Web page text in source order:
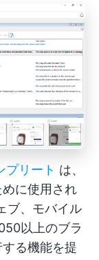
プリート は、
に使用され
ブ、モバイル
以上のブラ
る機能を提